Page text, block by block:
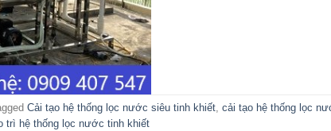
Cải tạo hệ thống lọc nước siêu tinh khiết, cải tạo hệ thống lọc
trì hệ thống lọc nước tinh khiết